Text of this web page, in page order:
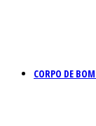
CORPO DE